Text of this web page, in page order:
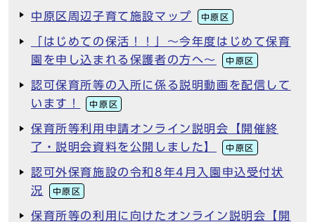
中原区周辺子育て施設マップ 中原区
「はじめての保活！！」～今年度はじめて保育
園を申し込まれる保護者の方へ～
中原区
認可保育所等の入所に係る説明動画を配信して
います！
中原区
保育所等利用申請オンライン説明会【開催終
了・説明会資料を公開しました】
中原区
認可外保育施設の令和8年4月入園申込受付状
況
中原区
保育所等の利用に向けたオンライン説明会【開